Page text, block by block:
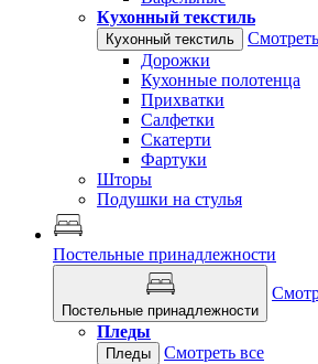
Кухонный текстиль
Кухонный текстиль
Дорожки
Кухонные полотенца
Прихватки
Салфетки
Скатерти
Фартуки
Шторы
Подушки на стулья
Постельные принадлежности
Постельные принадлежности
Пледы
Пледы
Смотреть все